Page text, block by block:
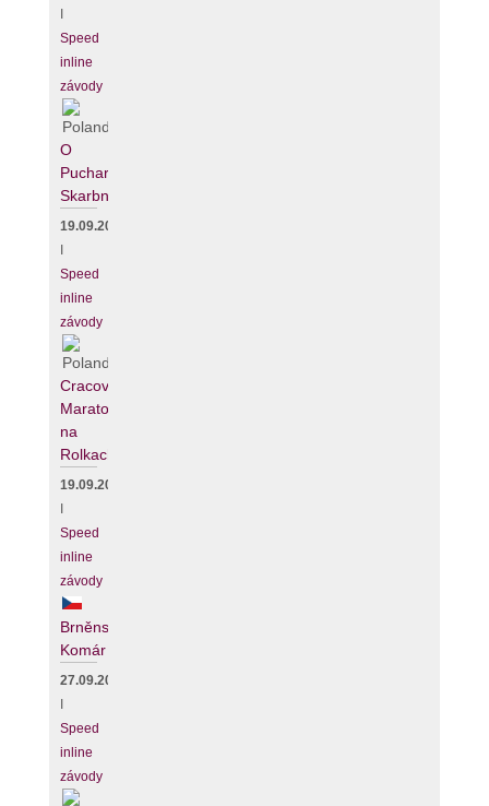
Speed
inline
závody
O
Puchar
Skarbnika
19.09.2026
Speed
inline
závody
Cracovia
Maraton
na
Rolkach
19.09.2026
Speed
inline
závody
Brněnský
Komár
27.09.2026
Speed
inline
závody